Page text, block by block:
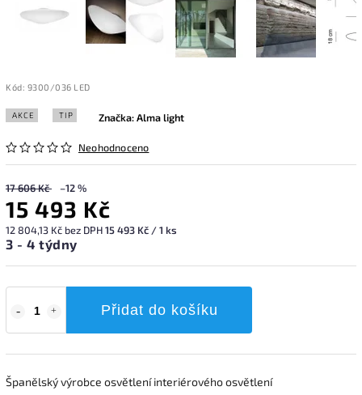
Kód: 9300/036 LED
AKCE TIP
Neohodnoceno
Značka:Alma light
17 606 Kč –12 %
15 493 Kč
12 804,13 Kč bez DPH15 493 Kč / 1 ks
3 - 4 týdny
Přidat do košíku
Španělský výrobce osvětlení interiérového osvětlení